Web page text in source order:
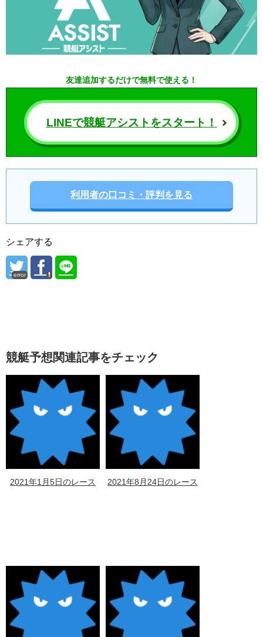
友達追加するだけで無料で使える！
LINEで競艇アシストをスタート！
利用者の口コミ・評判を見る
シェアする
error
競艇予想関連記事をチェック
2021年1月5日のレース 2021年8月24日のレース